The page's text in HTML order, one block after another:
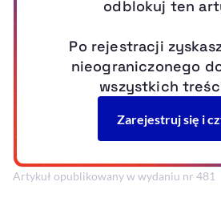
Artykuł opublikowany w wydaniu nr 481